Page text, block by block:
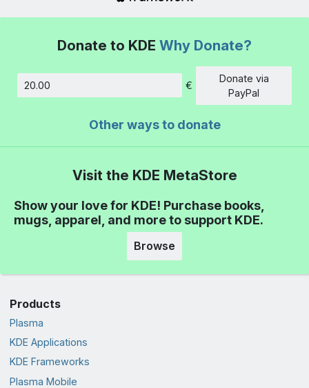
Donate to KDE Why Donate?
Amount
€
Donate via
PayPal
Other ways to donate
Visit the KDE MetaStore
Show your love for KDE! Purchase books,
mugs, apparel, and more to support KDE.
Browse
Products
Plasma
KDE Applications
KDE Frameworks
Plasma Mobile